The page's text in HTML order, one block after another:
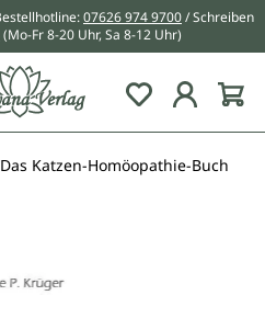
07626 974 9700/ Schreiben
(Mo-Fr 8-20 Uhr, Sa 8-12 Uhr)
Du hast 0
Das Katzen-Homöopathie-Buch